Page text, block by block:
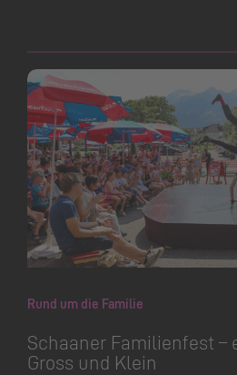
Rund um die Familie
Schaaner Familienfest –
Gross und Klein